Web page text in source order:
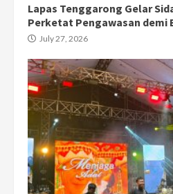
Lapas Tenggarong Gelar
Perketat Pengawasan demi
July 27, 2026